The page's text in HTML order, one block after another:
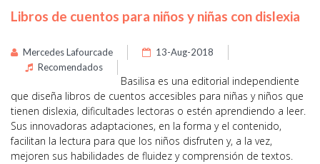
Libros de cuentos para niños y niñas con dislexia
Mercedes Lafourcade
13-Aug-2018
Recomendados
Basilisa es una editorial independiente
que diseña libros de cuentos accesibles para niñas y niños que
tienen dislexia, dificultades lectoras o estén aprendiendo a leer.
Sus innovadoras adaptaciones, en la forma y el contenido,
facilitan la lectura para que los niños disfruten y, a la vez,
mejoren sus habilidades de fluidez y comprensión de textos.